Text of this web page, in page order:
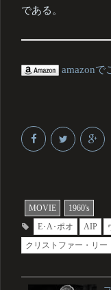
である。
amazonで
MOVIE
1960's
E･A･ポオ
AIP
クリストファー・リー